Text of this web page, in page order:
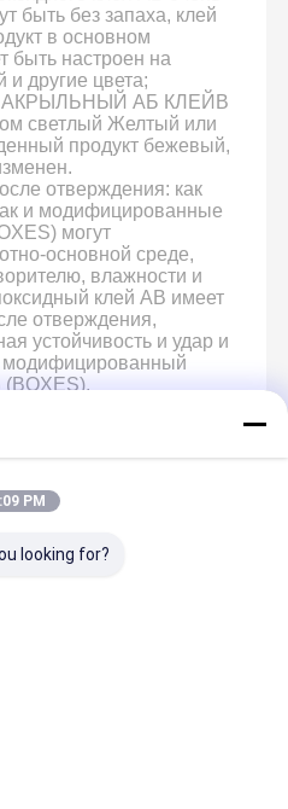
быть без запаха, клей
в основном
быть настроен на
другие цвета;
АБ КЛЕЙВ
светлый Желтый или
продукт бежевый,
отверждения: как
и модифицированные
могут
основной среде,
влажности и
клей AB имеет
отверждения,
устойчивость и удар и
модифицированный
(BOXES).
PM
looking for?